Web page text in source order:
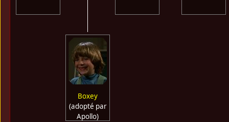
Boxey
(adopté par
Apollo)